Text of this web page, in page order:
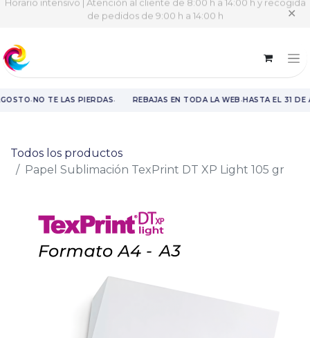
Horario intensivo | Atención al cliente de 8:00 h a 14:00 h y recogida
de pedidos de 9:00 h a 14:00 h
✕
·NO TE LAS PIERDAS· REBAJAS EN TODA LA WEB·HASTA EL 31 DE
Todos los productos
Papel Sublimación TexPrint DT XP Light 105 gr